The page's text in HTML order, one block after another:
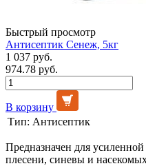
Быстрый просмотр
Антисептик Сенеж, 5кг
1 037 руб.
974.78 руб.
В корзину
Тип: Антисептик
Предназначен для
плесени, синевы и